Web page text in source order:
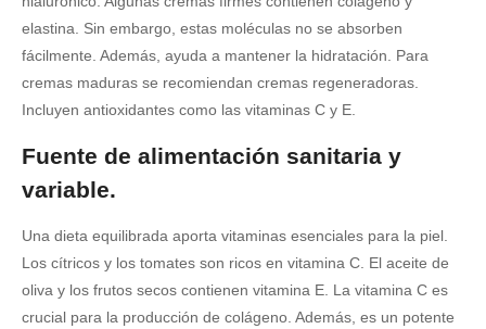
elastina. Sin embargo, estas moléculas no se absorben
fácilmente. Además, ayuda a mantener la hidratación. Para
cremas maduras se recomiendan cremas regeneradoras.
Incluyen antioxidantes como las vitaminas C y E.
Fuente de alimentación sanitaria y
variable.
Una dieta equilibrada aporta vitaminas esenciales para la piel.
Los cítricos y los tomates son ricos en vitamina C. El aceite de
oliva y los frutos secos contienen vitamina E. La vitamina C es
crucial para la producción de colágeno. Además, es un potente